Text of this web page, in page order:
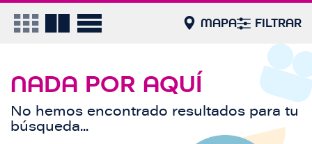
MAPA FILTRAR
NADA POR AQUÍ
No hemos encontrado resultados para tu
búsqueda...